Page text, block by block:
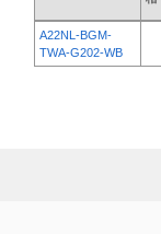
A22NL-BGM-
TWA-G202-WB